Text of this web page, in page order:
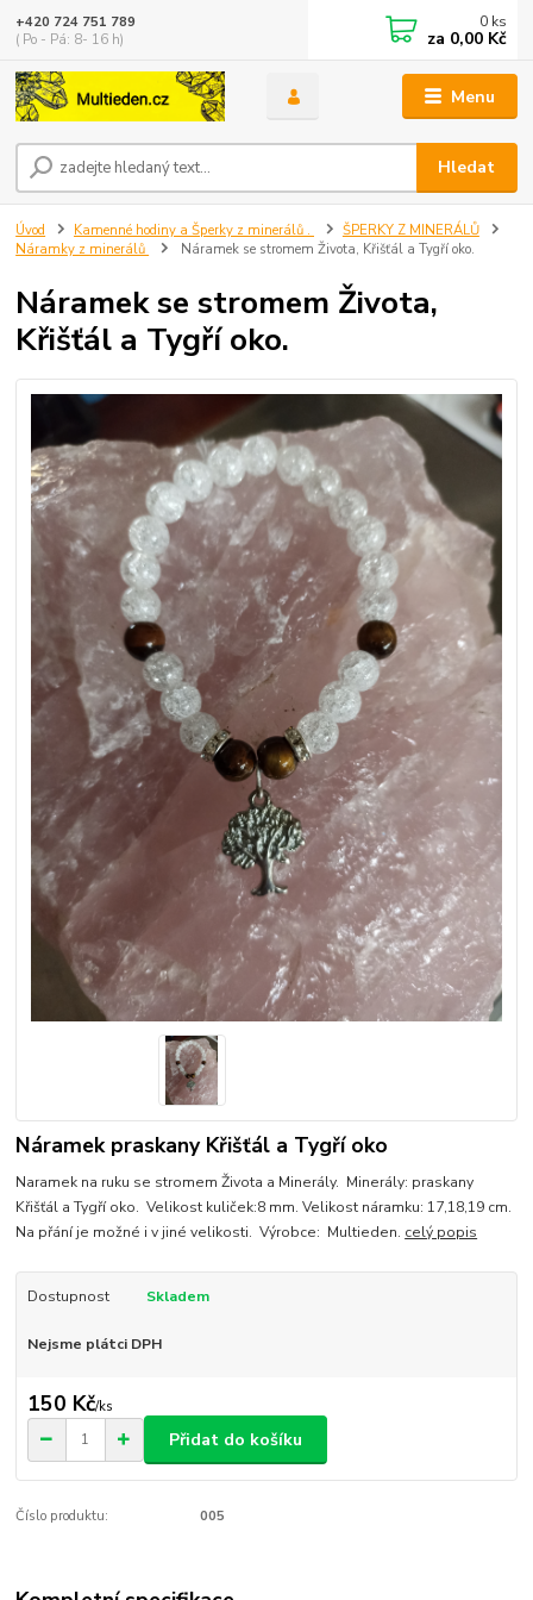
Menu
Hledat
+420 724 751 789
( Po - Pá: 8- 16 h)
0 ks
za 0,00 Kč
Úvod Kamenné hodiny a Šperky z minerálů .
ŠPERKY Z MINERÁLŮ
Náramky z minerálů
Náramek se stromem Života, Křišťál a Tygří oko.
Náramek se stromem Života,
Křišťál a Tygří oko.
Náramek praskany Křišťál a Tygří oko
Naramek na ruku se stromem Života a Minerály. Minerály: praskany
Křišťál a Tygří oko. Velikost kuliček:8 mm. Velikost náramku: 17,18,19 cm.
Na přání je možné i v jiné velikosti. Výrobce: Multieden. celý popis
Dostupnost Skladem
Nejsme plátci DPH
150 Kč/ks
Přidat do košíku
Číslo produktu: 005